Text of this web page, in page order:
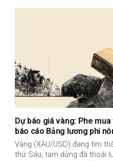
Dự báo giá vàng: Phe
báo cáo Bảng lương phi
Vàng (XAU/USD) đang tìm
thứ Sáu, tạm dừng đà thoái